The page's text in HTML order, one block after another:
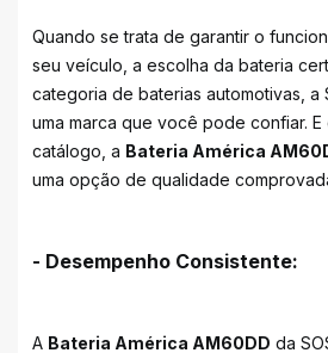
Quando se trata de garantir o
seu veículo, a escolha da bateria
categoria de baterias automotivas, a
uma marca que você pode confiar.
catálogo, a Bateria América
uma opção de qualidade
- Desempenho Consistente:
A Bateria América AM60DD da